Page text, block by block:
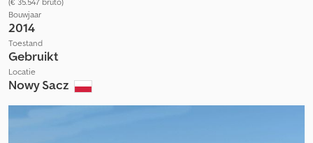
Bouwjaar
2014
Toestand
Gebruikt
Locatie
Nowy Sacz